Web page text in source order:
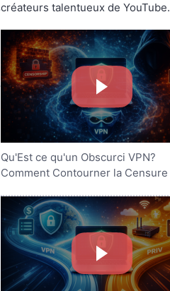
créateurs talentueux de YouTube.
Qu'Est ce qu'un Obscurci VPN?
Comment Contourner la Censure